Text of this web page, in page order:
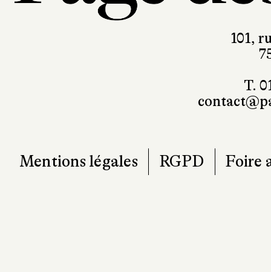
101,
T.
Mentions légales RGPD Foire